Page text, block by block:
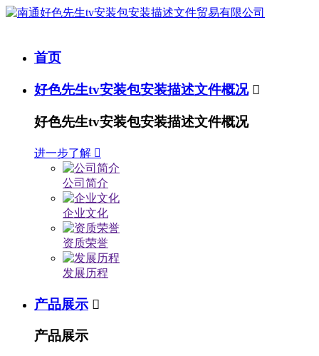
首页
好色先生tv安装包安装描述文件概况 
好色先生tv安装包安装描述文件概况
进一步了解 
公司简介
企业文化
资质荣誉
发展历程
产品展示 
产品展示